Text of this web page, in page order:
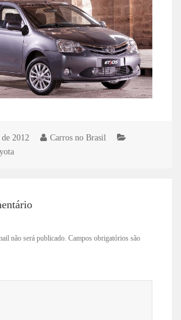
2012
Carros no Brasil
não será publicado. Campos obrigatórios são